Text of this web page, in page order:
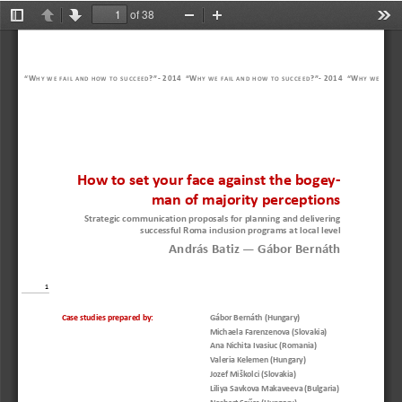
TogglePrevious
Next
of 38
ZoomZoom
1
“WH Y   W E   F A I L   A N D   H O W   TO   S U C C E E D ?”- 2 014 “WH Y   W E   F A I L   A N D   H O W   TO   S U C C E E D ?”- 2 014 “WH Y   W E
How to set your face against the bogey-
man of majority perceptions
Strategic communication proposals for planning and delivering
successful Roma inclusion programs at local level
András Batiz — Gábor Bernáth
Case studies prepared by:
Gábor Bernáth (Hungary)
Michaela Farenzenova (Slovakia)
Ana Nichita Ivasiuc (Romania)
Valeria Kelemen (Hungary)
Jozef Miškolci(Slovakia)
Liliya Savkova Makaveeva (Bulgaria)